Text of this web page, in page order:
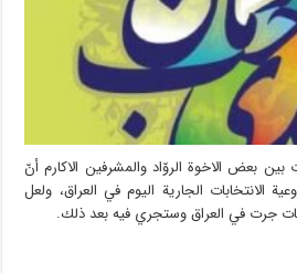
بعض الاخوة الروّاد والمشرفين الاكارم أنّ
الجارية اليوم في العراق، ولعل
جرت في العراق وستجري فيه بعد ذلك.